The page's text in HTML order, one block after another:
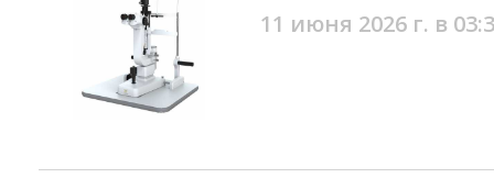
11 июня 2026 г. в